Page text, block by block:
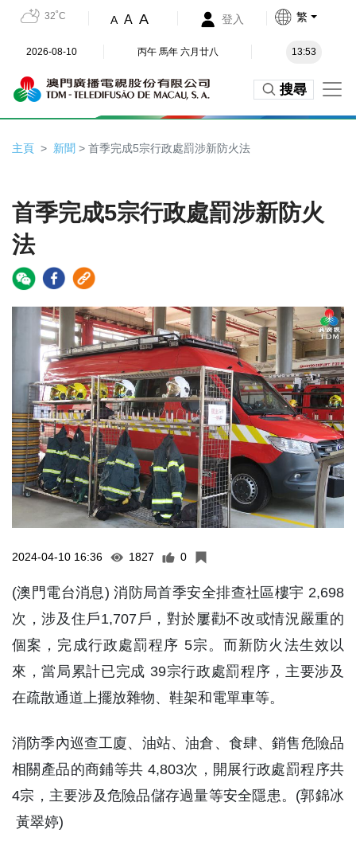
32˚C A A A 登入 繁
2026-08-10 丙午 馬年 六月廿八 13:53
搜尋
主頁 新聞 > 首季完成5宗行政處罰涉新防火法
首季完成5宗行政處罰涉新防火
法
2024-04-10 16:36 1827 0
(澳門電台消息) 消防局首季安全排查社區樓宇 2,698
次，涉及住戶1,707戶，對於屢勸不改或情況嚴重的
個案，完成行政處罰程序 5宗。而新防火法生效以
來，當局累計已完成 39宗行政處罰程序，主要涉及
在疏散通道上擺放雜物、鞋架和電單車等。
消防季內巡查工廈、油站、油倉、食肆、銷售危險品
相關產品的商鋪等共 4,803次，開展行政處罰程序共
4宗，主要涉及危險品儲存過量等安全隱患。(郭錦冰
黃翠婷)